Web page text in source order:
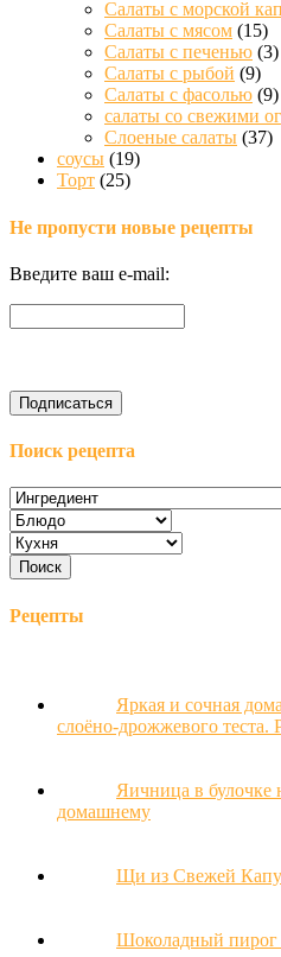
Салаты с морской
Салаты с мясом (15)
Салаты с печенью (3)
Салаты с рыбой (9)
Салаты с фасолью (9)
салаты со свежими
Слоеные салаты (37)
соусы (19)
Торт (25)
Не пропусти новые рецепты
Введите ваш e-mail:
Поиск рецепта
Рецепты
Яркая и сочная
слоёно-дрожжевого теста.
Яичница в булочке
домашнему
Щи из Свежей
Шоколадный